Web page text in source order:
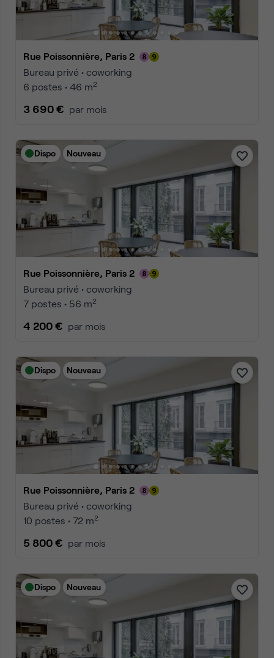
Rue Poissonnière, Paris 2
Bureau privé • coworking
6 postes • 46 m2
3 690 € par mois
Dispo Nouveau
Rue Poissonnière, Paris 2
Bureau privé • coworking
7 postes • 56 m2
4 200 € par mois
Dispo Nouveau
Rue Poissonnière, Paris 2
Bureau privé • coworking
10 postes • 72 m2
5 800 € par mois
Dispo Nouveau